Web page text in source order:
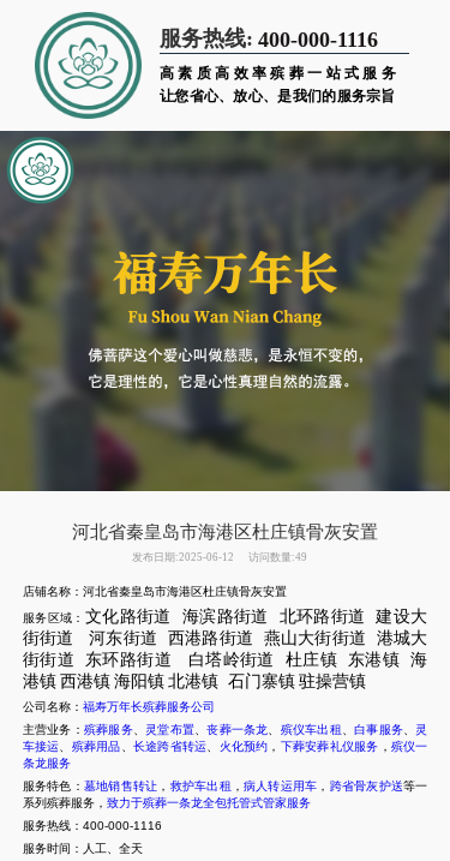
服务热线: 400-000-1116
高素质高效率殡葬一站式服务
让您省心、放心、是我们的服务宗旨
河北省秦皇岛市海港区杜庄镇骨灰安置
发布日期:2025-06-12 访问数量:49
店铺名称：河北省秦皇岛市海港区杜庄镇骨灰安置
服务区域： 文化路街道 海滨路街道 北环路街道
建设大
街街道
河东街道 西港路街道 燕山大街街道
港城大
街街道
东环路街道 白塔岭街道 杜庄镇 东港镇
海
港镇 西港镇 海阳镇 北港镇 石门寨镇 驻操营镇
公司名称： 福寿万年长殡葬服务公司
主营业务： 殡葬服务、 灵堂布置 、丧葬一条龙 殡仪车出租 、白事服务
灵
车接运
殡葬用品 长途跨省转运 火化预约 ， 下葬安葬礼仪服务 ， 殡仪一
条龙服务
服务特色： 墓地销售转让 ， 救护车出租 ， 病人转运用车 ， 跨省骨灰护送等一
系列殡葬服务， 致力于殡葬一条龙全包托管式管家服务
服务热线：400-000-1116
服务时间：人工、全天